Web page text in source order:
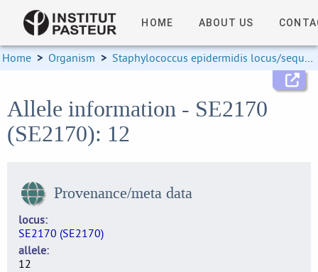
HOME ABOUT US
Home > Organism > Staphylococcus epidermidis locus/sequence definitions
Allele information - SE2170
(SE2170): 12
Provenance/meta data
locus
SE2170 (SE2170)
allele
12